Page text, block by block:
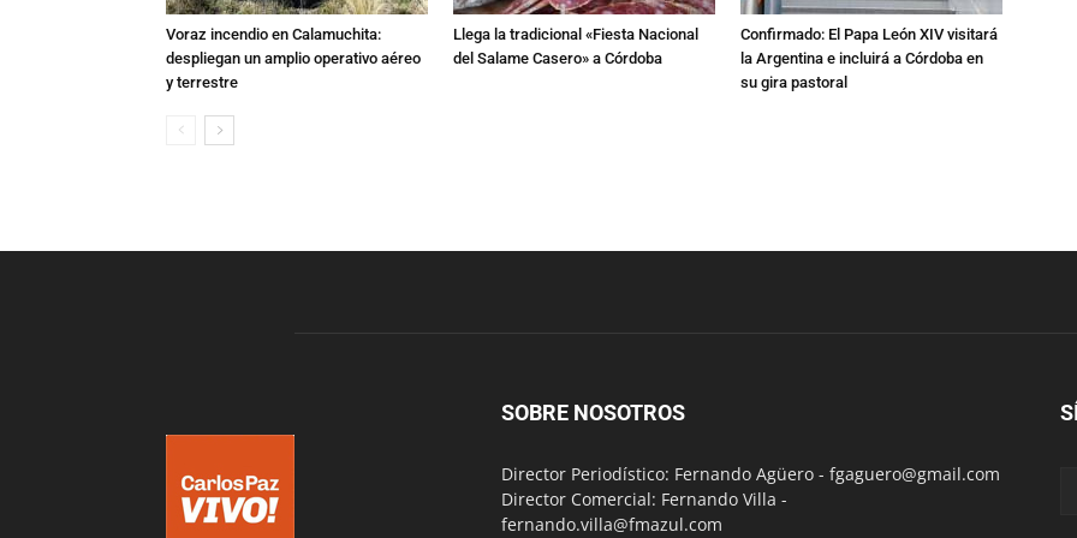
Voraz incendio en Calamuchita:
despliegan un amplio operativo aéreo
y terrestre
Llega la tradicional «Fiesta Nacional
del Salame Casero» a Córdoba
Confirmado: El Papa León XIV visitará
la Argentina e incluirá a Córdoba en
su gira pastoral
SOBRE NOSOTROS
Director Periodístico: Fernando Agüero - fgaguero@gmail.com
Director Comercial: Fernando Villa -
fernando.villa@fmazul.com